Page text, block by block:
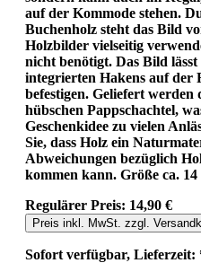
auf der Kommode stehen.
Buchenholz steht das Bild
Holzbilder vielseitig
nicht benötigt. Das Bild
integrierten Hakens auf der
befestigen. Geliefert
hübschen Pappschachtel,
Geschenkidee zu vielen
Sie, dass Holz ein
Abweichungen bezüglich
kommen kann. Größe ca. 14
Regulärer Preis: 14,90 €
Preis inkl. MwSt. zzgl.
Sofort verfügbar, Lieferzeit: